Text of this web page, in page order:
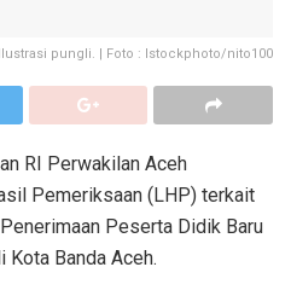
Ilustrasi pungli. | Foto : Istockphoto/nito100
RI Perwakilan Aceh
Pemeriksaan (LHP) terkait
Peserta Didik Baru
Kota Banda Aceh.